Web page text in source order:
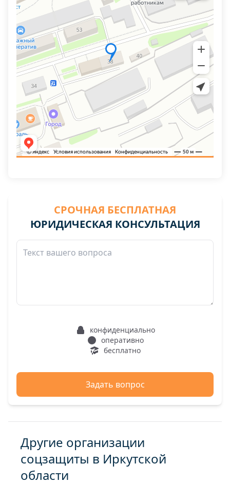
СРОЧНАЯ БЕСПЛАТНАЯ
ЮРИДИЧЕСКАЯ КОНСУЛЬТАЦИЯ
конфиденциально
оперативно
бесплатно
Задать вопрос
Другие организации
соцзащиты в Иркутской
области